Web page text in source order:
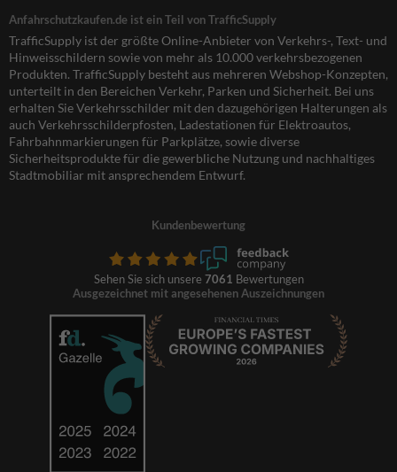
Anfahrschutzkaufen.de ist ein Teil von TrafficSupply
TrafficSupply ist der größte Online-Anbieter von Verkehrs-, Text- und
Hinweisschildern sowie von mehr als 10.000 verkehrsbezogenen
Produkten. TrafficSupply besteht aus mehreren Webshop-Konzepten,
unterteilt in den Bereichen Verkehr, Parken und Sicherheit. Bei uns
erhalten Sie Verkehrsschilder mit den dazugehörigen Halterungen als
auch Verkehrsschilderpfosten, Ladestationen für Elektroautos,
Fahrbahnmarkierungen für Parkplätze, sowie diverse
Sicherheitsprodukte für die gewerbliche Nutzung und nachhaltiges
Stadtmobiliar mit ansprechendem Entwurf.
Kundenbewertung
Sehen Sie sich unsere 7061 Bewertungen
Ausgezeichnet mit angesehenen Auszeichnungen